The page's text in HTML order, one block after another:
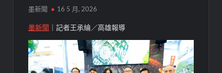
墨新聞 16 5 月, 2026
墨新聞 ｜記者王承綸／高雄報導